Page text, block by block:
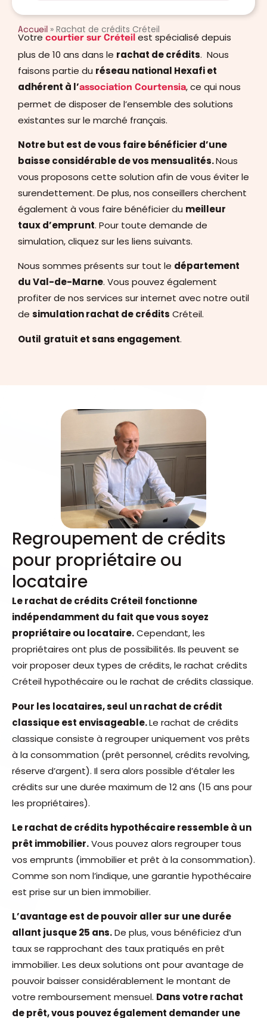
Accueil » Rachat de crédits Créteil
Votre courtier sur Créteil est spécialisé depuis
plus de 10 ans dans le rachat de crédits. Nous
faisons partie du réseau national Hexafi et
adhérent à l’association Courtensia, ce qui nous
permet de disposer de l’ensemble des solutions
existantes sur le marché français.
Notre but est de vous faire bénéficier d’une
baisse considérable de vos mensualités.Nous
vous proposons cette solution afin de vous éviter le
surendettement. De plus, nos conseillers cherchent
également à vous faire bénéficier du meilleur
taux d’emprunt. Pour toute demande de
simulation, cliquez sur les liens suivants.
Nous sommes présents sur tout le département
du Val-de-Marne. Vous pouvez également
profiter de nos services sur internet avec notre outil
de simulation rachat de crédits Créteil.
Outil gratuit et sans engagement.
Regroupement de crédits
pour propriétaire ou
locataire
Le rachat de crédits Créteil fonctionne
indépendamment du fait que vous soyez
propriétaire ou locataire.Cependant, les
propriétaires ont plus de possibilités. Ils peuvent se
voir proposer deux types de crédits, le rachat crédits
Créteil hypothécaire ou le rachat de crédits classique.
Pour les locataires, seul un rachat de crédit
classique est envisageable.Le rachat de crédits
classique consiste à regrouper uniquement vos prêts
à la consommation (prêt personnel, crédits revolving,
réserve d’argent). Il sera alors possible d’étaler les
crédits sur une durée maximum de 12 ans (15 ans pour
les propriétaires).
Le rachat de crédits hypothécaire ressemble à un
prêt immobilier.Vous pouvez alors regrouper tous
vos emprunts (immobilier et prêt à la consommation).
Comme son nom l’indique, une garantie hypothécaire
est prise sur un bien immobilier.
L’avantage est de pouvoir aller sur une durée
allant jusque 25 ans.De plus, vous bénéficiez d’un
taux se rapprochant des taux pratiqués en prêt
immobilier. Les deux solutions ont pour avantage de
pouvoir baisser considérablement le montant de
votre remboursement mensuel. Dans votre rachat
de prêt, vous pouvez également demander une